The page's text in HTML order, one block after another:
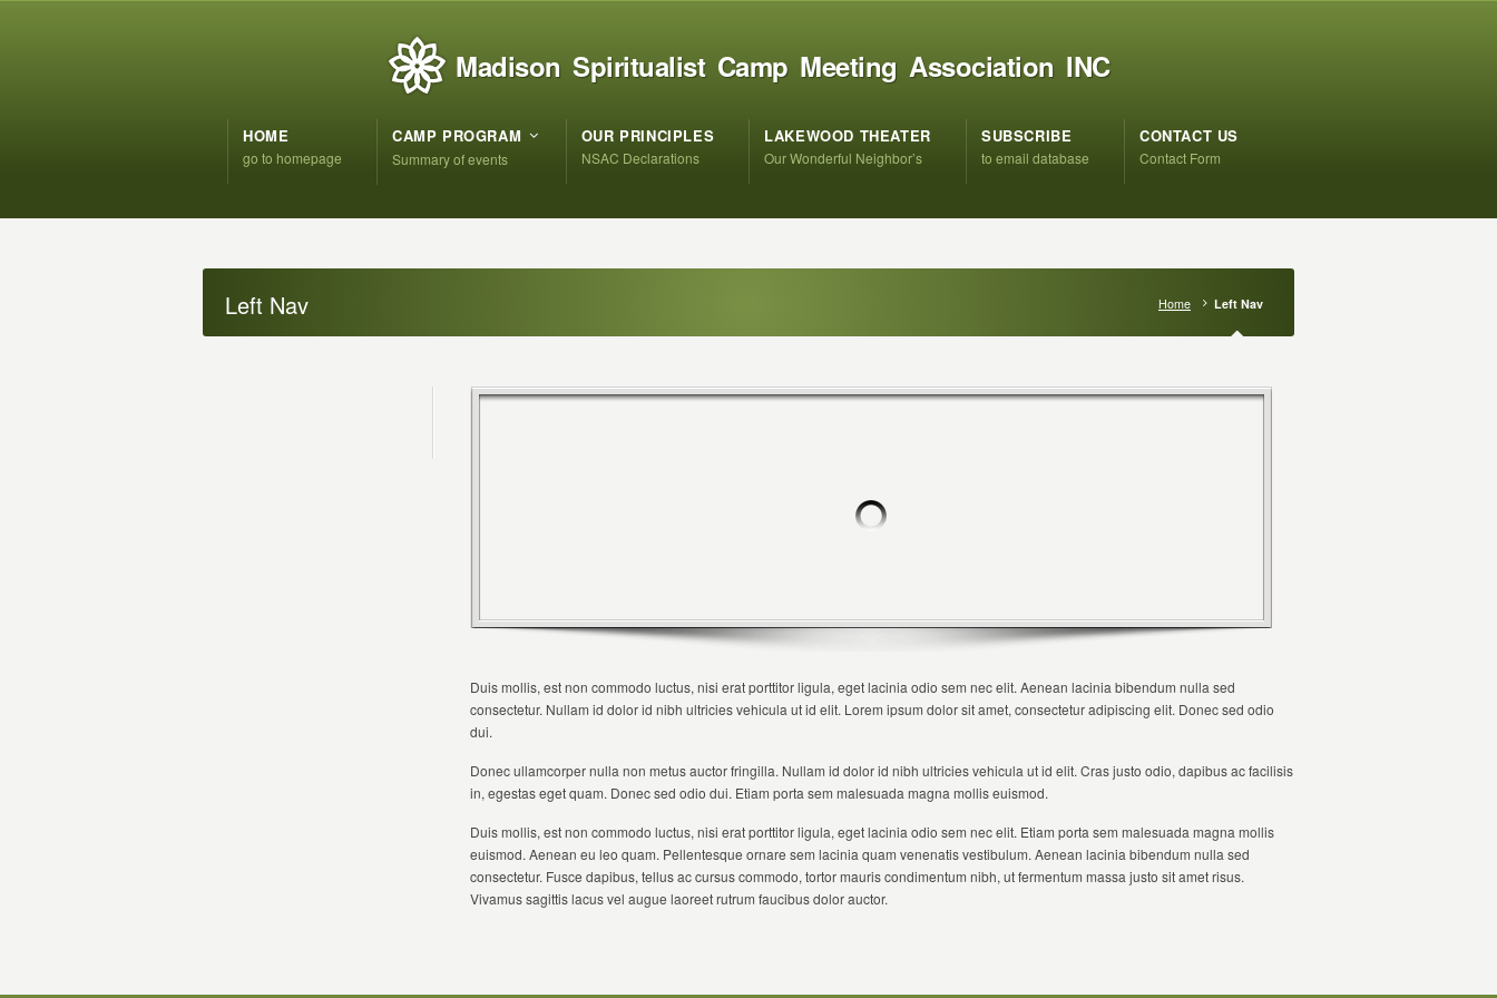
Madison Spiritualist Camp Meeting Association INC
HOME
go to homepage
CAMP PROGRAM
Summary of events
OUR PRINCIPLES
NSAC Declarations
LAKEWOOD THEATER
Our Wonderful Neighbor’s
SUBSCRIBE
to email database
CONTACT US
Contact Form
Left Nav Home Left Nav
Duis mollis, est non commodo luctus, nisi erat porttitor ligula, eget lacinia odio sem nec elit. Aenean lacinia bibendum nulla sed
consectetur. Nullam id dolor id nibh ultricies vehicula ut id elit. Lorem ipsum dolor sit amet, consectetur adipiscing elit. Donec sed odio
dui.
Donec ullamcorper nulla non metus auctor fringilla. Nullam id dolor id nibh ultricies vehicula ut id elit. Cras justo odio, dapibus ac facilisis
in, egestas eget quam. Donec sed odio dui. Etiam porta sem malesuada magna mollis euismod.
Duis mollis, est non commodo luctus, nisi erat porttitor ligula, eget lacinia odio sem nec elit. Etiam porta sem malesuada magna mollis
euismod. Aenean eu leo quam. Pellentesque ornare sem lacinia quam venenatis vestibulum. Aenean lacinia bibendum nulla sed
consectetur. Fusce dapibus, tellus ac cursus commodo, tortor mauris condimentum nibh, ut fermentum massa justo sit amet risus.
Vivamus sagittis lacus vel augue laoreet rutrum faucibus dolor auctor.